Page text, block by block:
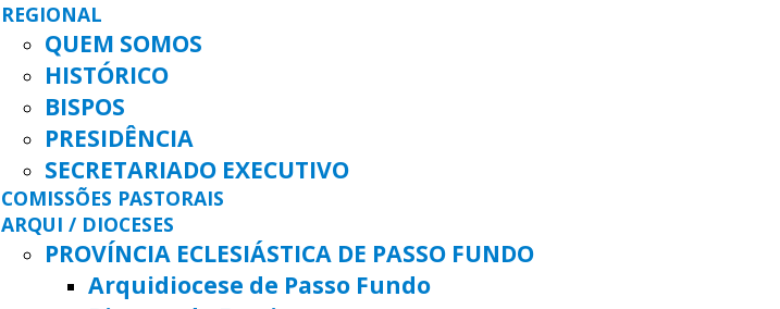
REGIONAL
QUEM SOMOS
HISTÓRICO
BISPOS
PRESIDÊNCIA
SECRETARIADO EXECUTIVO
COMISSÕES PASTORAIS
ARQUI / DIOCESES
PROVÍNCIA ECLESIÁSTICA DE PASSO FUNDO
Arquidiocese de Passo Fundo